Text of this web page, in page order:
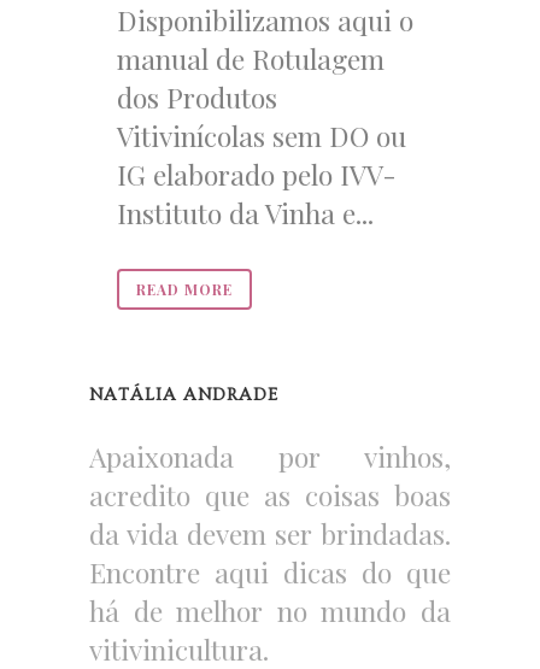
Disponibilizamos aqui o
manual de Rotulagem
dos Produtos
Vitivinícolas sem DO ou
IG elaborado pelo IVV-
Instituto da Vinha e...
READ MORE
NATÁLIA ANDRADE
Apaixonada por vinhos,
acredito que as coisas boas
da vida devem ser brindadas.
Encontre aqui dicas do que
há de melhor no mundo da
vitivinicultura.